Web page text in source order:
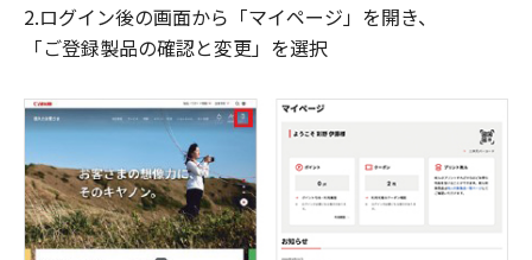
2.ログイン後の画面から「マイページ」を開き、
「ご登録製品の確認と変更」を選択